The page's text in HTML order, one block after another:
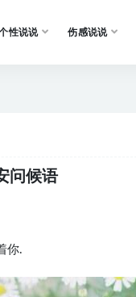
性说说 伤感说说
问候语
你.